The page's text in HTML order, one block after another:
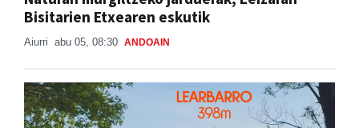
Bisitarien Etxearen eskutik
Aiurri abu 05, 08:30 ANDOAIN